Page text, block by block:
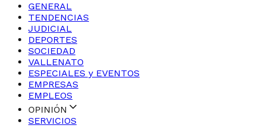
GENERAL
TENDENCIAS
JUDICIAL
DEPORTES
SOCIEDAD
VALLENATO
ESPECIALES y EVENTOS
EMPRESAS
EMPLEOS
OPINIÓN
SERVICIOS